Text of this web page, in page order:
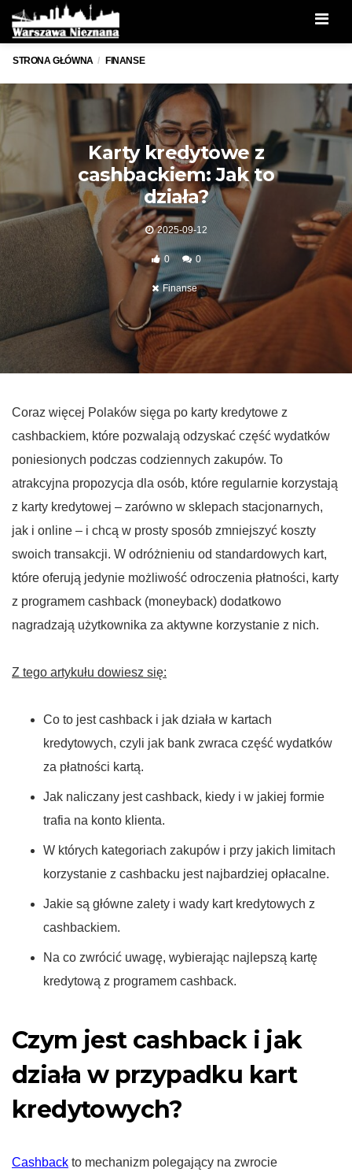
STRONA GŁÓWNA FINANSE
Karty kredytowe z
cashbackiem: Jak to
działa?
2025-09-12
0 0
Finanse
Coraz więcej Polaków sięga po karty kredytowe z
cashbackiem, które pozwalają odzyskać część wydatków
poniesionych podczas codziennych zakupów. To
atrakcyjna propozycja dla osób, które regularnie korzystają
z karty kredytowej – zarówno w sklepach stacjonarnych,
jak i online – i chcą w prosty sposób zmniejszyć koszty
swoich transakcji. W odróżnieniu od standardowych kart,
które oferują jedynie możliwość odroczenia płatności, karty
z programem cashback (moneyback) dodatkowo
nagradzają użytkownika za aktywne korzystanie z nich.
Z tego artykułu dowiesz się:
Co to jest cashback i jak działa w kartach
kredytowych, czyli jak bank zwraca część wydatków
za płatności kartą.
Jak naliczany jest cashback, kiedy i w jakiej formie
trafia na konto klienta.
W których kategoriach zakupów i przy jakich limitach
korzystanie z cashbacku jest najbardziej opłacalne.
Jakie są główne zalety i wady kart kredytowych z
cashbackiem.
Na co zwrócić uwagę, wybierając najlepszą kartę
kredytową z programem cashback.
Czym jest cashback i jak
działa w przypadku kart
kredytowych?
Cashback to mechanizm polegający na zwrocie